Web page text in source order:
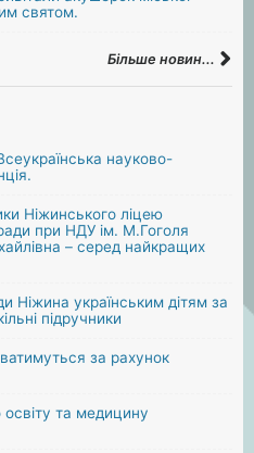
святом.
Більше новин...
науково-
Ніжинського ліцею
при НДУ ім. М.Гоголя
– серед найкращих
Ніжина українським дітям за
підручники
за рахунок
освіту та медицину